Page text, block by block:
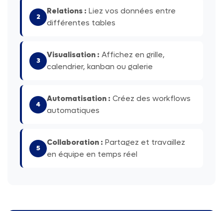
2
Relations : Liez vos données entre
différentes tables
3
Visualisation : Affichez en grille,
calendrier, kanban ou galerie
4
Automatisation : Créez des workflows
automatiques
5
Collaboration : Partagez et travaillez
en équipe en temps réel